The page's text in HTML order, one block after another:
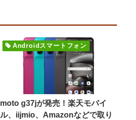
Androidスマートフォン
moto g37jが発売！楽天モバイ
ル、iijmio、Amazonなどで取り